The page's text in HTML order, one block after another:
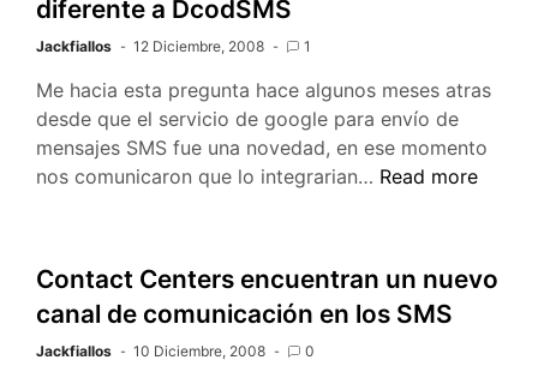
diferente a DcodSMS
Jackfiallos 12 Diciembre, 2008 1
Me hacia esta pregunta hace algunos meses atras
desde que el servicio de google para envío de
mensajes SMS fue una novedad, en ese momento
nos comunicaron que lo integrarian… Google
de
SMS
Read more
Contact Centers encuentran un nuevo
canal de comunicación en los SMS
Jackfiallos 10 Diciembre, 2008 0